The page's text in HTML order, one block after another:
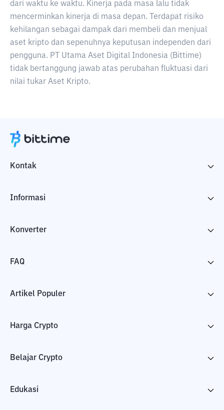
dari waktu ke waktu. Kinerja pada masa lalu tidak
mencerminkan kinerja di masa depan. Terdapat risiko
kehilangan sebagai dampak dari membeli dan menjual
aset kripto dan sepenuhnya keputusan independen dari
pengguna. PT Utama Aset Digital Indonesia (Bittime)
tidak bertanggung jawab atas perubahan fluktuasi dari
nilai tukar Aset Kripto.
Kontak
Informasi
Konverter
FAQ
Artikel Populer
Harga Crypto
Belajar Crypto
Edukasi